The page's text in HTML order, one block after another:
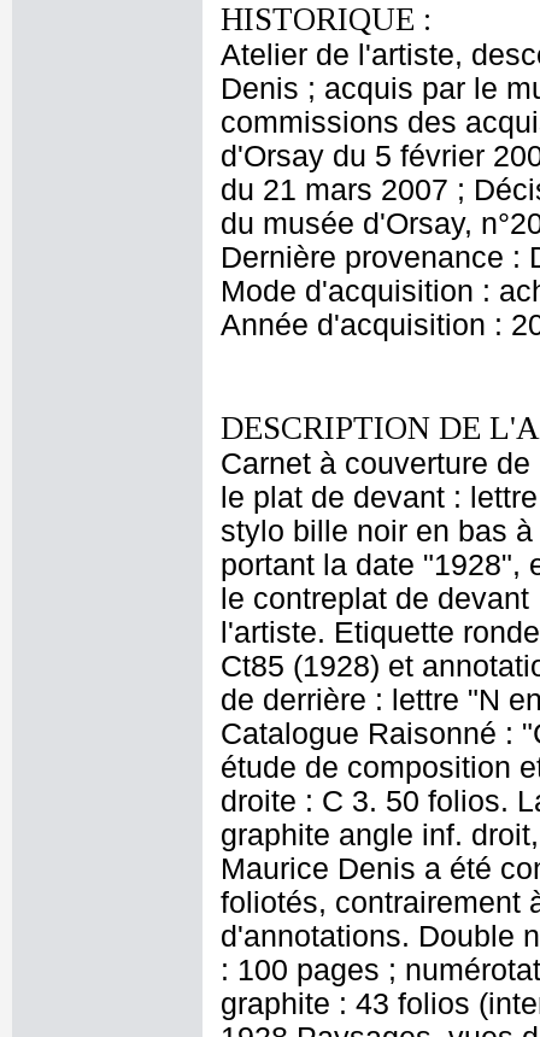
HISTORIQUE :
Atelier de l'artiste,
Denis ; acquis par le
commissions des
d'Orsay du 5 février
du 21 mars 2007 ;
du musée d'Orsay,
Dernière provenance :
Mode d'acquisition :
Année d'acquisition :
DESCRIPTION DE
Carnet à couverture
le plat de devant :
stylo bille noir en bas
portant la date "1928",
le contreplat de
l'artiste. Etiquette
Ct85 (1928) et
de derrière : lettre "N
Catalogue Raisonné :
étude de composition
droite : C 3. 50 folios.
graphite angle inf.
Maurice Denis a été
foliotés, contrairement
d'annotations. Double
: 100 pages ;
graphite : 43 folios